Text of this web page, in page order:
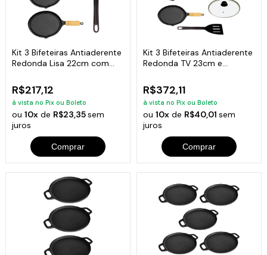
Kit 3 Bifeteiras Antiaderente
Redonda Lisa 22cm com
R$217,12
à vista no Pix ou Boleto
ou10x de R$23,35sem
juros
Comprar
Kit 3 Bifeteiras Antiaderente
Redonda TV 23cm e
R$372,11
à vista no Pix ou Boleto
ou 10xde R$40,01 sem
juros
Comprar